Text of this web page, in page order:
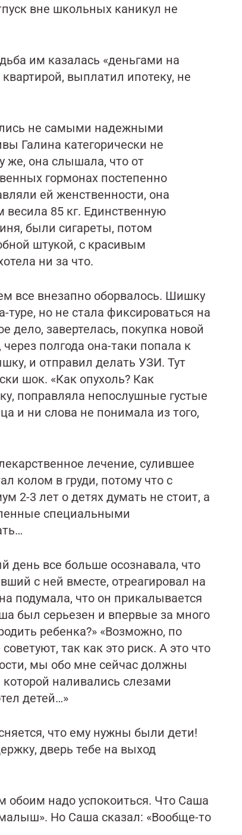
вне школьных каникул не
им казалась «деньгами на
выплатил ипотеку, не
не самыми надежными
Галина категорически не
же, она слышала, что от
гормонах постепенно
ей женственности, она
весила 85 кг. Единственную
были сигареты, потом
штукой, с красивым
ни за что.
все внезапно оборвалось. Шишку
но не стала фиксироваться на
завертелась, покупка новой
полгода она-таки попала к
и отправил делать УЗИ. Тут
шок. «Как опухоль? Как
поправляла непослушные густые
и ни слова не понимала из того,
лечение, сулившее
колом в груди, потому что с
2-3 лет о детях думать не стоит, а
специальными
день все больше осознавала, что
с ней вместе, отреагировал на
подумала, что он прикалывается
был серьезен и впервые за много
ребенка?» «Возможно, по
так как это риск. А это что
мы обо мне сейчас должны
которой наливались слезами
детей…»
что ему нужны были дети!
дверь тебе на выход
обоим надо успокоиться. Что Саша
Но Саша сказал: «Вообще-то